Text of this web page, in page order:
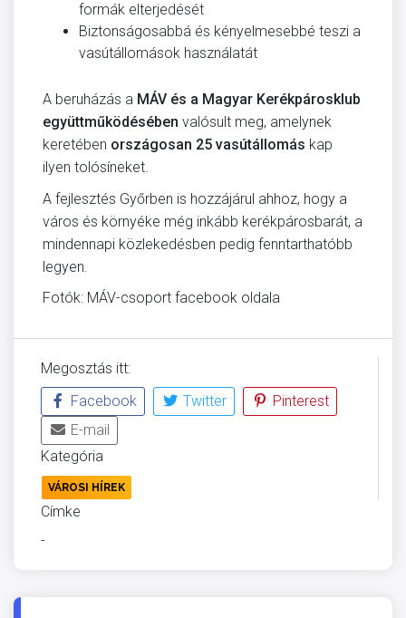
formák elterjedését
Biztonságosabbá és kényelmesebbé teszi a
vasútállomások használatát
A beruházás a MÁV és a Magyar Kerékpárosklub
együttműködésében valósult meg, amelynek
keretében országosan 25 vasútállomás kap
ilyen tolósíneket.
A fejlesztés Győrben is hozzájárul ahhoz, hogy a
város és környéke még inkább kerékpárosbarát, a
mindennapi közlekedésben pedig fenntarthatóbb
legyen.
Fotók: MÁV-csoport facebook oldala
Megosztás itt:
Facebook
Twitter
Pinterest
E-mail
Kategória
VÁROSI HÍREK
Címke
-